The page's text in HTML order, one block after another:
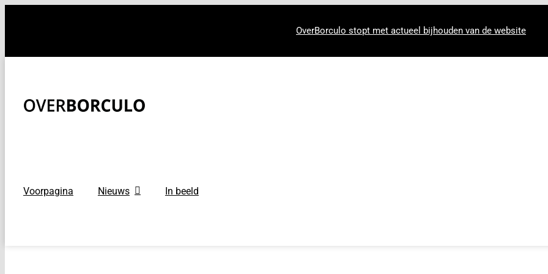
OverBorculo stopt met actueel bijhouden van de website
Voorpagina Nieuws In beeld